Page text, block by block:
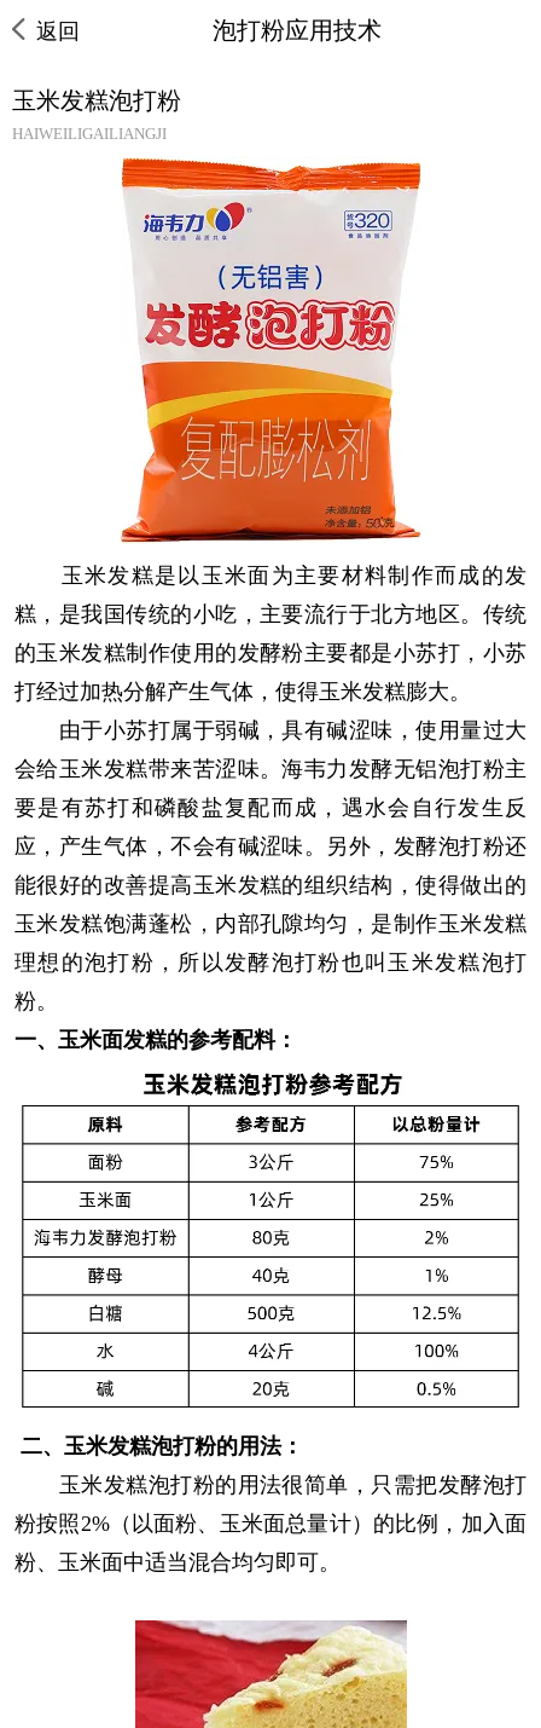
返回 泡打粉应用技术
玉米发糕泡打粉
HAIWEILIGAILIANGJI
玉米发糕是以玉米面为主要材料制作而成的发
糕，是我国传统的小吃，主要流行于北方地区。传统
的玉米发糕制作使用的发酵粉主要都是小苏打，小苏
打经过加热分解产生气体，使得玉米发糕膨大。
由于小苏打属于弱碱，具有碱涩味，使用量过大
会给玉米发糕带来苦涩味。海韦力发酵无铝泡打粉主
要是有苏打和磷酸盐复配而成，遇水会自行发生反
应，产生气体，不会有碱涩味。另外，发酵泡打粉还
能很好的改善提高玉米发糕的组织结构，使得做出的
玉米发糕饱满蓬松，内部孔隙均匀，是制作玉米发糕
理想的泡打粉，所以发酵泡打粉也叫玉米发糕泡打
粉。
一、玉米面发糕的参考配料：
二、玉米发糕泡打粉的用法：
玉米发糕泡打粉的用法很简单，只需把发酵泡打
粉按照2%（以面粉、玉米面总量计）的比例，加入面
粉、玉米面中适当混合均匀即可。